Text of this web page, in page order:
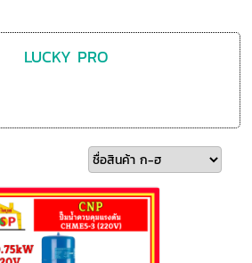
LUCKY PRO